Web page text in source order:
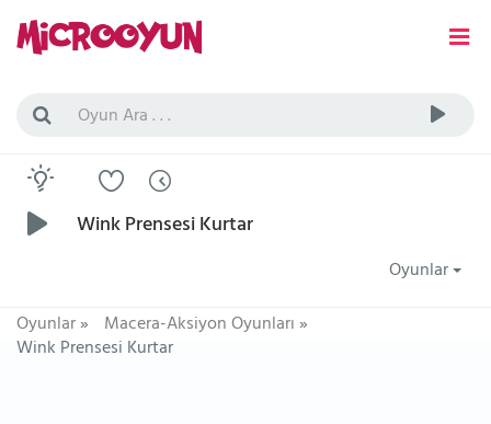
Wink Prensesi Kurtar
Oyunlar
Oyunlar» Macera-Aksiyon Oyunları»
Wink Prensesi Kurtar